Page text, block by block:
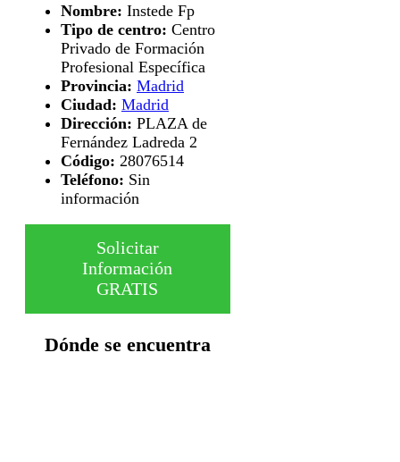
Nombre: Instede Fp
Tipo de centro: Centro
Privado de Formación
Profesional Específica
Provincia: Madrid
Ciudad: Madrid
Dirección: PLAZA de
Fernández Ladreda 2
Código: 28076514
Teléfono: Sin
información
Solicitar
Información
GRATIS
Dónde se encuentra